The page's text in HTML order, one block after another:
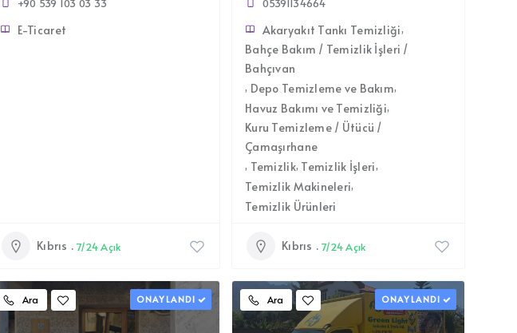
+90 539 103 03 33
E-Ticaret
Kıbrıs 7/24 Açık
05391134664
Akaryakıt Tankı Temizliği
Bahçe Bakım / Temizlik İşleri /
Bahçıvan
Depo Temizleme ve Bakım
Havuz Bakımı ve Temizliği
Kuru Temizleme / Ütücü /
Çamaşırhane
Temizlik Temizlik İşleri
Temizlik Makineleri
Temizlik Ürünleri
Kıbrıs 7/24 Açık
Ara ONAYLANDI Ara ONAYLANDI